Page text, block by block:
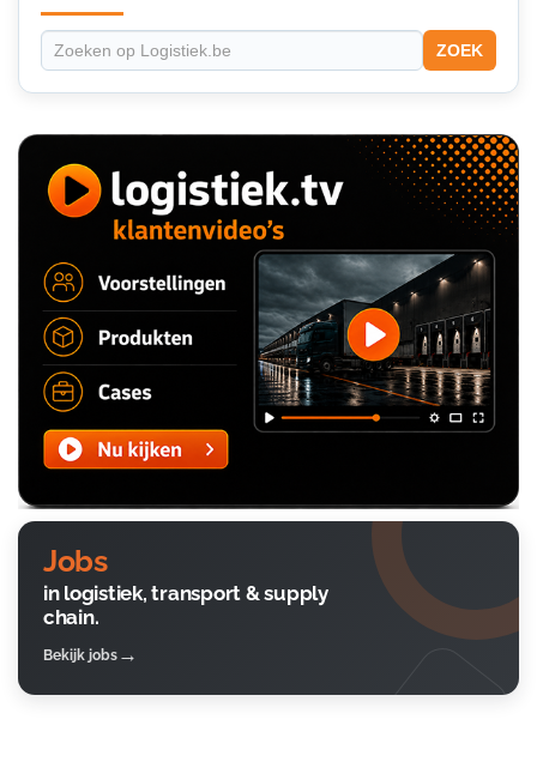
ZOEK
Jobs
in logistiek, transport & supply
chain.
Bekijk jobs